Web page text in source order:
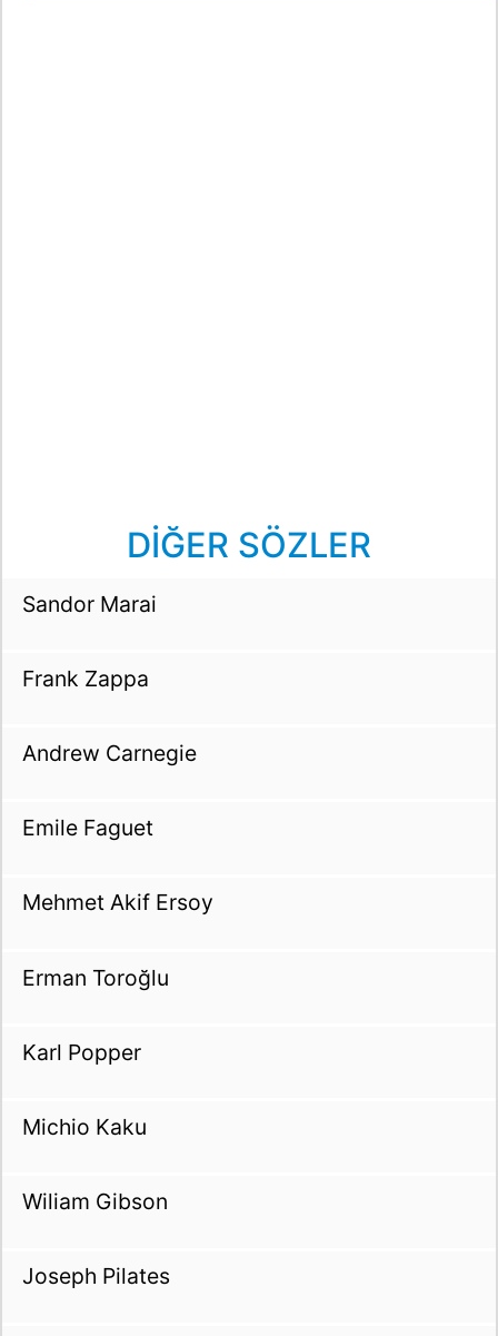
DİĞER SÖZLER
Sandor Marai
Frank Zappa
Andrew Carnegie
Emile Faguet
Mehmet Akif Ersoy
Erman Toroğlu
Karl Popper
Michio Kaku
Wiliam Gibson
Joseph Pilates